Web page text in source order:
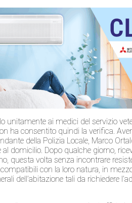
unitamente ai medici del servizio
ha consentito quindi la verifica.
della Polizia Locale, Marco
al domicilio. Dopo qualche giorno,
questa volta senza incontrare
con la loro natura, in
dell’abitazione tali da richiedere